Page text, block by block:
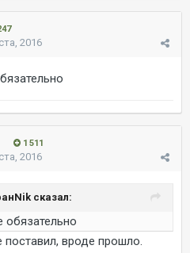
2016
1 511
2016
сказал:
обязательно
вроде прошло.